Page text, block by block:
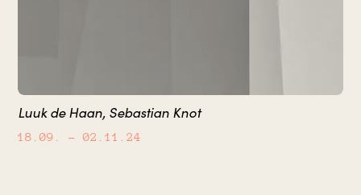
Luuk de Haan, Sebastian Knot
18.09. – 02.11.24